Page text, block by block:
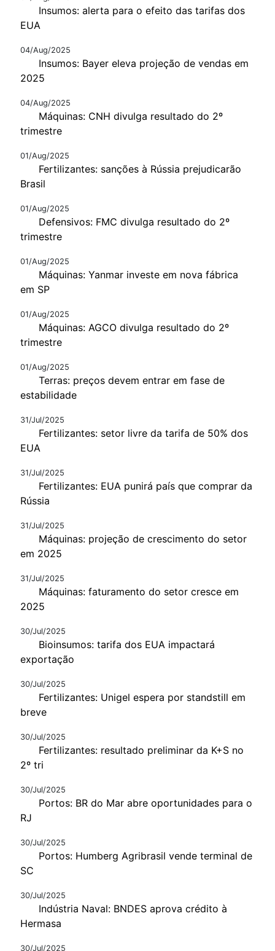
Insumos: alerta para o efeito das tarifas dos
EUA
04/Aug/2025
Insumos: Bayer eleva projeção de vendas em
2025
04/Aug/2025
Máquinas: CNH divulga resultado do 2º
trimestre
01/Aug/2025
Fertilizantes: sanções à Rússia prejudicarão
Brasil
01/Aug/2025
Defensivos: FMC divulga resultado do 2º
trimestre
01/Aug/2025
Máquinas: Yanmar investe em nova fábrica
em SP
01/Aug/2025
Máquinas: AGCO divulga resultado do 2º
trimestre
01/Aug/2025
Terras: preços devem entrar em fase de
estabilidade
31/Jul/2025
Fertilizantes: setor livre da tarifa de 50% dos
EUA
31/Jul/2025
Fertilizantes: EUA punirá país que comprar da
Rússia
31/Jul/2025
Máquinas: projeção de crescimento do setor
em 2025
31/Jul/2025
Máquinas: faturamento do setor cresce em
2025
30/Jul/2025
Bioinsumos: tarifa dos EUA impactará
exportação
30/Jul/2025
Fertilizantes: Unigel espera por standstill em
breve
30/Jul/2025
Fertilizantes: resultado preliminar da K+S no
2º tri
30/Jul/2025
Portos: BR do Mar abre oportunidades para o
RJ
30/Jul/2025
Portos: Humberg Agribrasil vende terminal de
SC
30/Jul/2025
Indústria Naval: BNDES aprova crédito à
Hermasa
30/Jul/2025